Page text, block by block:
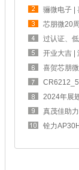
缝代换 UC
骊微电子 |
章！
芯朋微20
共赴
过认证、
镓设计方
开业大吉 |
司！
喜贺芯朋
四奖章
方案，完
2024年展
交流大
真茂佳助
件工作
铨力